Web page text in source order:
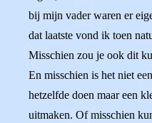
bij mijn vader waren er
dat laatste vond ik toen
Misschien zou je ook dit
En misschien is het niet
hetzelfde doen maar een
uitmaken. Of misschien